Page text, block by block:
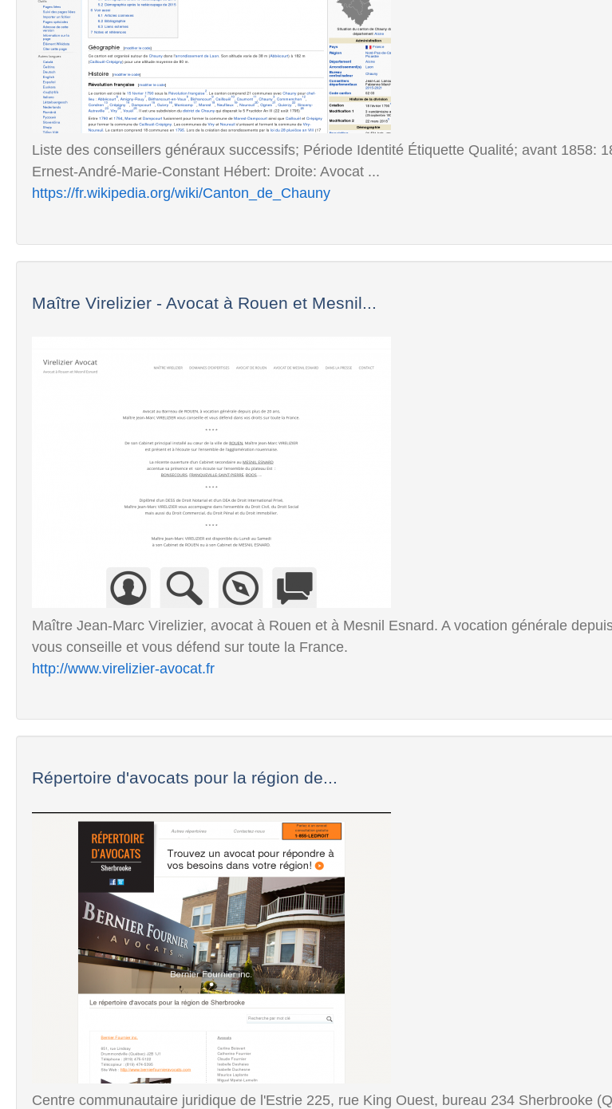
Liste des conseillers généraux successifs; Période Identité Étiquette Qualité; avant 1858:
Ernest-André-Marie-Constant Hébert: Droite: Avocat ...
https://fr.wikipedia.org/wiki/Canton_de_Chauny
Maître Virelizier - Avocat à Rouen et Mesnil...
Maître Jean-Marc Virelizier, avocat à Rouen et à Mesnil Esnard. A vocation générale
vous conseille et vous défend sur toute la France.
http://www.virelizier-avocat.fr
Répertoire d'avocats pour la région de...
Centre communautaire juridique de l'Estrie 225, rue King Ouest, bureau 234 Sherbrooke